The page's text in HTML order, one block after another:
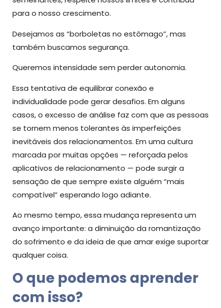
para o nosso crescimento.
Desejamos as “borboletas no estômago”, mas
também buscamos segurança.
Queremos intensidade sem perder autonomia.
Essa tentativa de equilibrar conexão e
individualidade pode gerar desafios. Em alguns
casos, o excesso de análise faz com que as pessoas
se tornem menos tolerantes às imperfeições
inevitáveis dos relacionamentos. Em uma cultura
marcada por muitas opções — reforçada pelos
aplicativos de relacionamento — pode surgir a
sensação de que sempre existe alguém “mais
compatível” esperando logo adiante.
Ao mesmo tempo, essa mudança representa um
avanço importante: a diminuição da romantização
do sofrimento e da ideia de que amar exige suportar
qualquer coisa.
O que podemos aprender
com isso?